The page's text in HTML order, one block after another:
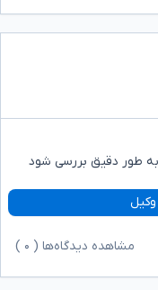
به طور دقیق بررسی شود
وکیل
مشاهده دیدگاه‌ها ( ۰